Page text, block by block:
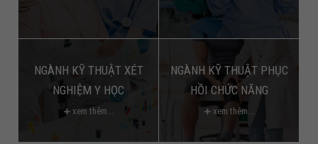
NGÀNH KỸ THUẬT XÉT
NGHIỆM Y HỌC
xem thêm...
NGÀNH KỸ THUẬT PHỤC
HỒI CHỨC NĂNG
xem thêm...